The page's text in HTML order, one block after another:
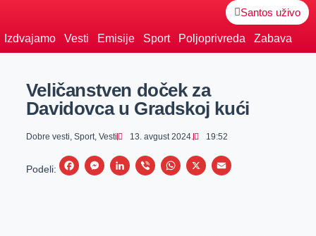
Santos uživo
Izdvajamo Vesti Emisije Sport Poljoprivreda Zabava
Veličanstven doček za
Davidovca u Gradskoj kući
Dobre vesti, Sport, Vesti 13. avgust 2024. 19:52
Podeli:
F
M
L
V
W
X
E